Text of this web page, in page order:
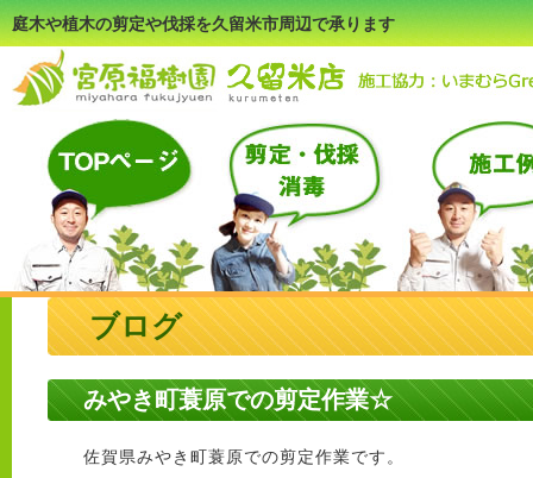
庭木や植木の剪定や伐採を久留米市周辺で承ります
ブログ
みやき町蓑原での剪定作業☆
佐賀県みやき町蓑原での剪定作業です。